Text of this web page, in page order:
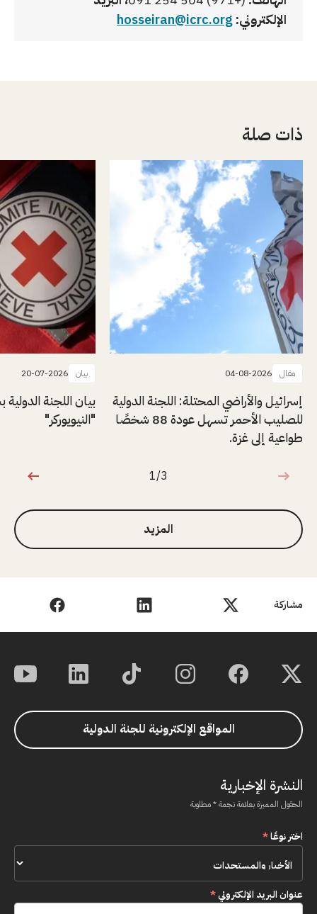
مشاركة
الإلكتروني:hosseiran@icrc.org
ذات صلة
مقال 04-08-2026
إسرائيل والأراضي المحتلة: اللجنة الدولية
للصليب الأحمر تسهل عودة 88 شخصًا
طواعية إلى غزة.
بيان 20-07-2026
بيان اللجنة
"النيويوركر"
1 من 3
1/3
المزيد
المواقع الإلكترونية للجنة الدولية
النشرة الإخبارية
الحقول المميزة بعلامة نجمة * مطلوبة
اختر نوعًا*
عنوان البريد الإلكتروني*